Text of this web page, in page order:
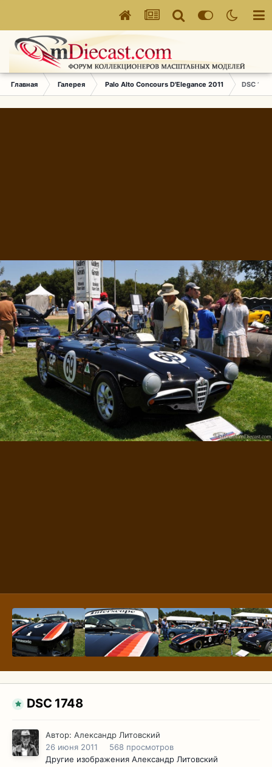
Главная Галерея Palo Alto Concours D'Elegance 2011 DSC 1748
DSC 1748
Автор: Александр Литовский
26 июня 2011
568 просмотров
Другие изображения Александр Литовский